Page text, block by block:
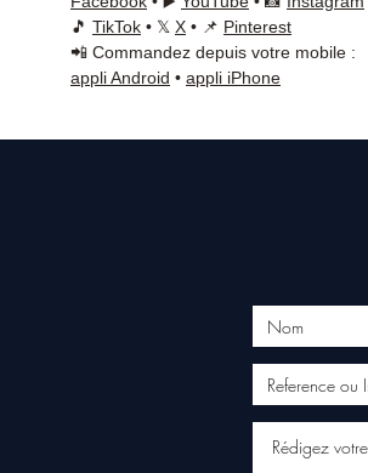
🎵 TikTok • 𝕏 X • 📌 Pinterest
📲 Commandez depuis votre mobile :
appli Android • appli iPhone